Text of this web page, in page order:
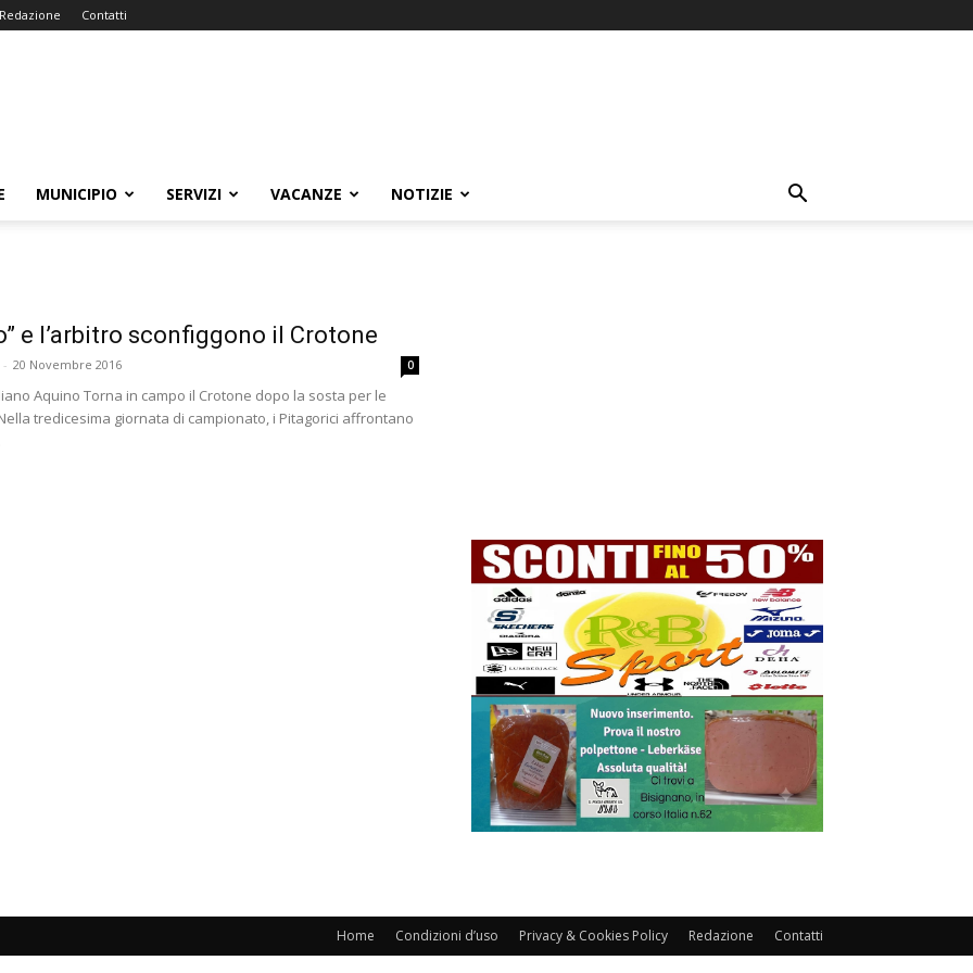
Redazione Contatti
MUNICIPIO SERVIZI VACANZE NOTIZIE
e l’arbitro sconfiggono il Crotone
- 20 Novembre 2016 0
Aquino Torna in campo il Crotone dopo la sosta per le
tredicesima giornata di campionato, i Pitagorici affrontano
Home Condizioni d’uso Privacy & Cookies Policy Redazione Contatti